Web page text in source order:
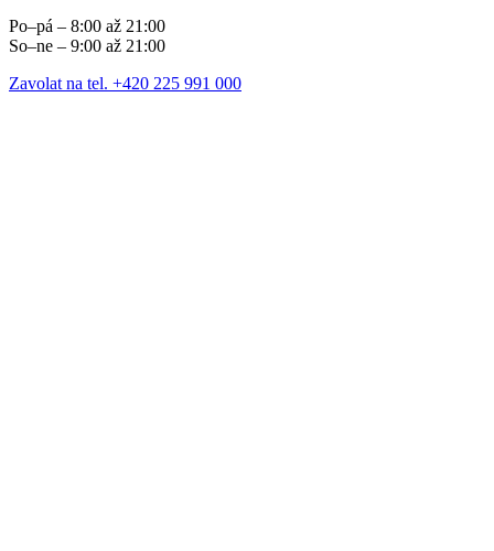
Po–pá – 8:00 až 21:00
So–ne – 9:00 až 21:00
Zavolat na tel. +420 225 991 000